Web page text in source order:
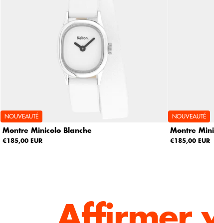
NOUVEAUTÉ
Montre Minicolo Blanche
€185,00 EUR
NOUVEAUTÉ
Montre
€185,00 EUR